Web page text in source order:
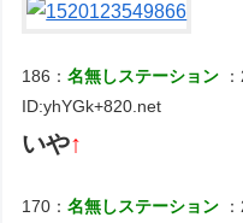
186：名無しステーション
ID:yhYGk+820.net
いや↑
170：名無しステーション